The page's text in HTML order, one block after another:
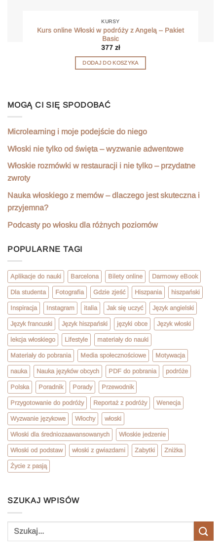
KURSY
Kurs online Włoski w podróży z Angelą – Pakiet
Basic
377 zł
DODAJ DO KOSZYKA
MOGĄ CI SIĘ SPODOBAĆ
Microlearning i moje podejście do niego
Włoski nie tylko od święta – wyzwanie adwentowe
Włoskie rozmówki w restauracji i nie tylko – przydatne
zwroty
Nauka włoskiego z memów – dlaczego jest skuteczna i
przyjemna?
Podcasty po włosku dla różnych poziomów
POPULARNE TAGI
Aplikacje do nauki Barcelona Bilety online Darmowy eBook
Dla studenta Fotografia Gdzie zjeść Hiszpania hiszpański
Inspiracja Instagram italia Jak się uczyć Język angielski
Język francuski Język hiszpański języki obce Język włoski
lekcja włoskiego Lifestyle materiały do nauki
Materiały do pobrania Media społecznościowe Motywacja
nauka Nauka języków obcych PDF do pobrania podróże
Polska Poradnik Porady Przewodnik
Przygotowanie do podróży Reportaż z podróży Wenecja
Wyzwanie językowe Włochy włoski
Włoski dla średniozaawansowanych Włoskie jedzenie
Włoski od podstaw włoski z gwiazdami Zabytki Zniżka
Życie z pasją
SZUKAJ WPISÓW